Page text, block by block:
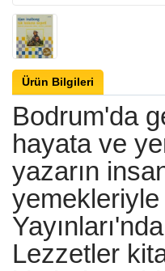
Ürün Bilgileri
Bodrum'da
hayata ve
yazarın
Lezzetler